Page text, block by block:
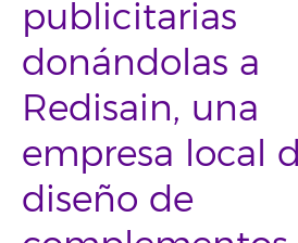
publicitarias
donándolas a
Redisain, una
empresa local
diseño de